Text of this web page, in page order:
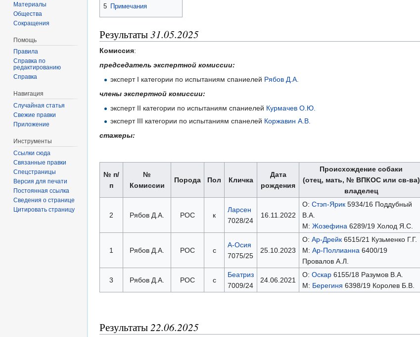
5 Примечания
Результаты31.05.2025
Комиссия:
председатель экспертной комиссии:
эксперт I категории по испытаниям спаниелей Рябов Д.А.
члены экспертной комиссии:
эксперт II категории по испытаниям спаниелей Курмачев О.Ю.
эксперт III категории по испытаниям спанелей Коржавин А.В.
стажеры:
№ п/
п
№
Комиссии
Порода Пол Кличка
Дата
рождения
Происхождение собаки
(отец, мать, № ВПКОС или св-ва)
владелец
2 Рябов Д.А. РОС к
Ларсен
7028/24
16.11.2022
О: Стэп-Ярик5934/16 Поддубный
В.А.
М: Жозефина 6289/19 Холод Я.С.
1 Рябов Д.А. РОС с
А-Осия
7075/25
25.10.2023
О: Ар-Дрейк6515/21 Кузьменко Г.Г.
М: Ар-Поллианна 6400/19
Провалов А.Л.
3 Рябов Д.А. РОС с
Беатриз
7009/24
24.06.2021
О: Оскар6155/18 Разумов В.А.
М: Берегиня 6398/19 Королев Б.В.
Результаты22.06.2025
Материалы
Общества
Сокращения
Помощь
Правила
Справка по
редактированию
Справка
Навигация
Случайная статья
Свежие правки
Приложение
Инструменты
Ссылки сюда
Связанные правки
Спецстраницы
Версия для печати
Постоянная ссылка
Сведения о странице
Цитировать страницу